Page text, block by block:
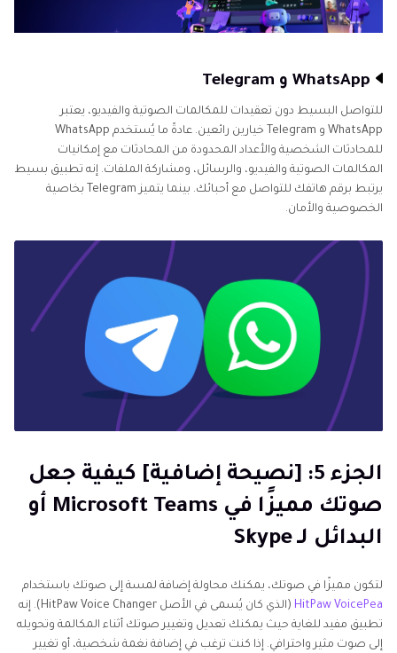
WhatsApp و Telegram
للتواصل البسيط دون تعقيدات للمكالمات الصوتية والفيديو، يعتبر
WhatsApp و Telegram خيارين رائعين. عادةً ما يُستخدم WhatsApp
للمحادثات الشخصية والأعداد المحدودة من المحادثات مع إمكانيات
المكالمات الصوتية والفيديو، والرسائل، ومشاركة الملفات. إنه تطبيق بسيط
يرتبط برقم هاتفك للتواصل مع أحبائك. بينما يتميز Telegram بخاصية
الخصوصية والأمان.
الجزء 5: [نصيحة إضافية] كيفية جعل
صوتك مميزًا في Microsoft Teams أو
البدائل لـ Skype
لتكون مميزًا في صوتك، يمكنك محاولة إضافة لمسة إلى صوتك باستخدام
HitPaw VoicePea
(الذي كان يُسمى في الأصل HitPaw Voice Changer). إنه
تطبيق مفيد للغاية حيث يمكنك تعديل وتغيير صوتك أثناء المكالمة وتحويله
إلى صوت مثير واحترافي. إذا كنت ترغب في إضافة نغمة شخصية، أو تغيير